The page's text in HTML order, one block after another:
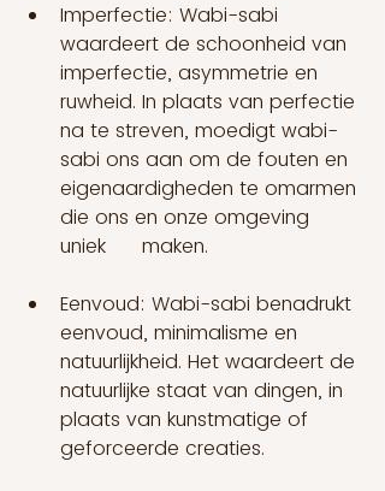
Imperfectie: Wabi-sabi
waardeert de schoonheid van
imperfectie, asymmetrie en
ruwheid. In plaats van perfectie
na te streven, moedigt wabi-
sabi ons aan om de fouten en
eigenaardigheden te omarmen
die ons en onze omgeving
uniek      maken.
Eenvoud: Wabi-sabi benadrukt
eenvoud, minimalisme en
natuurlijkheid. Het waardeert de
natuurlijke staat van dingen, in
plaats van kunstmatige of
geforceerde creaties.